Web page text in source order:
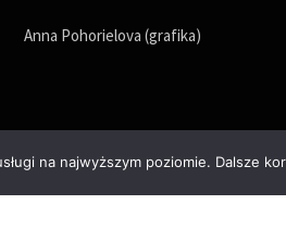
Anna Pohorielova (grafika)
na najwyższym poziomie. Dalsze